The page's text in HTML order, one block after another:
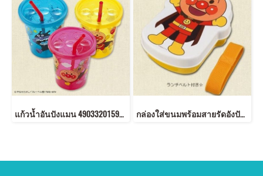
แก้วน้ำอันปังแมน 4903320159105 กล่องใส่ขนมพร้อมสายรัดอังปังแมน